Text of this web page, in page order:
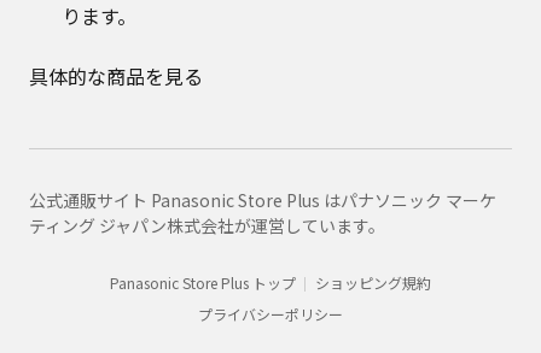
ります。
具体的な商品を見る
公式通販サイト Panasonic Store Plus はパナソニック マーケ
ティング ジャパン株式会社が運営しています。
Panasonic Store Plus トップ
ショッピング規約
プライバシーポリシー